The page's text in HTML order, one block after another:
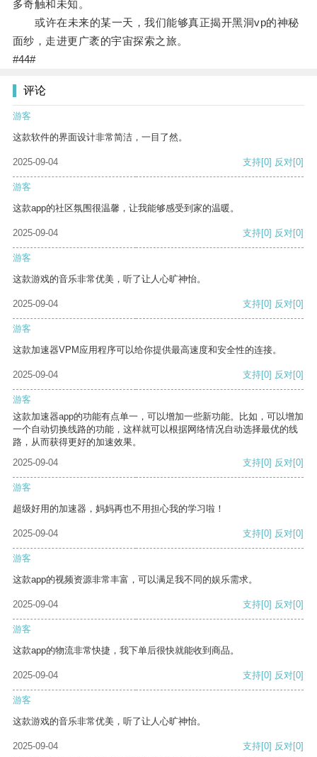
多奇触和未知。
或许在未来的某一天，我们能够真正揭开黑洞vp的神秘
面纱，走进更广袤的宇宙探索之旅。
#44#
评论
游客
这款软件的界面设计非常简洁，一目了然。
2025-09-04 支持[0] 反对[0]
游客
这款app的社区氛围很温馨，让我能够感受到家的温暖。
2025-09-04 支持[0] 反对[0]
游客
这款游戏的音乐非常优美，听了让人心旷神怡。
2025-09-04 支持[0] 反对[0]
游客
这款加速器VPM应用程序可以给你提供最高速度和安全性的连接。
2025-09-04 支持[0] 反对[0]
游客
这款加速器app的功能有点单一，可以增加一些新功能。比如，可以增加
一个自动切换线路的功能，这样就可以根据网络情况自动选择最优的线
路，从而获得更好的加速效果。
2025-09-04
支持[0] 反对[0]
游客
超级好用的加速器，妈妈再也不用担心我的学习啦！
2025-09-04 支持[0] 反对[0]
游客
这款app的视频资源非常丰富，可以满足我不同的娱乐需求。
2025-09-04 支持[0] 反对[0]
游客
这款app的物流非常快捷，我下单后很快就能收到商品。
2025-09-04 支持[0] 反对[0]
游客
这款游戏的音乐非常优美，听了让人心旷神怡。
2025-09-04 支持[0] 反对[0]